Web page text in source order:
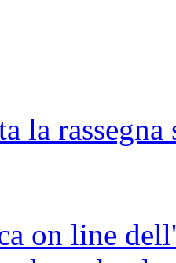
la rassegna
on line